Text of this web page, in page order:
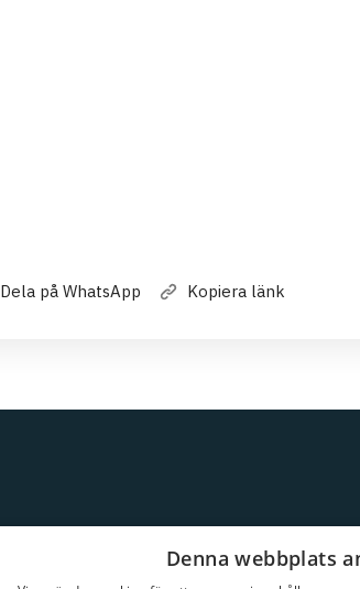
Dela på WhatsApp Kopiera länk
Denna webbplats